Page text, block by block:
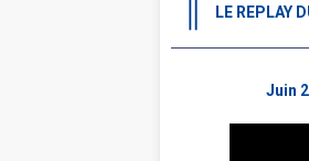
LE REPLAY
Juin